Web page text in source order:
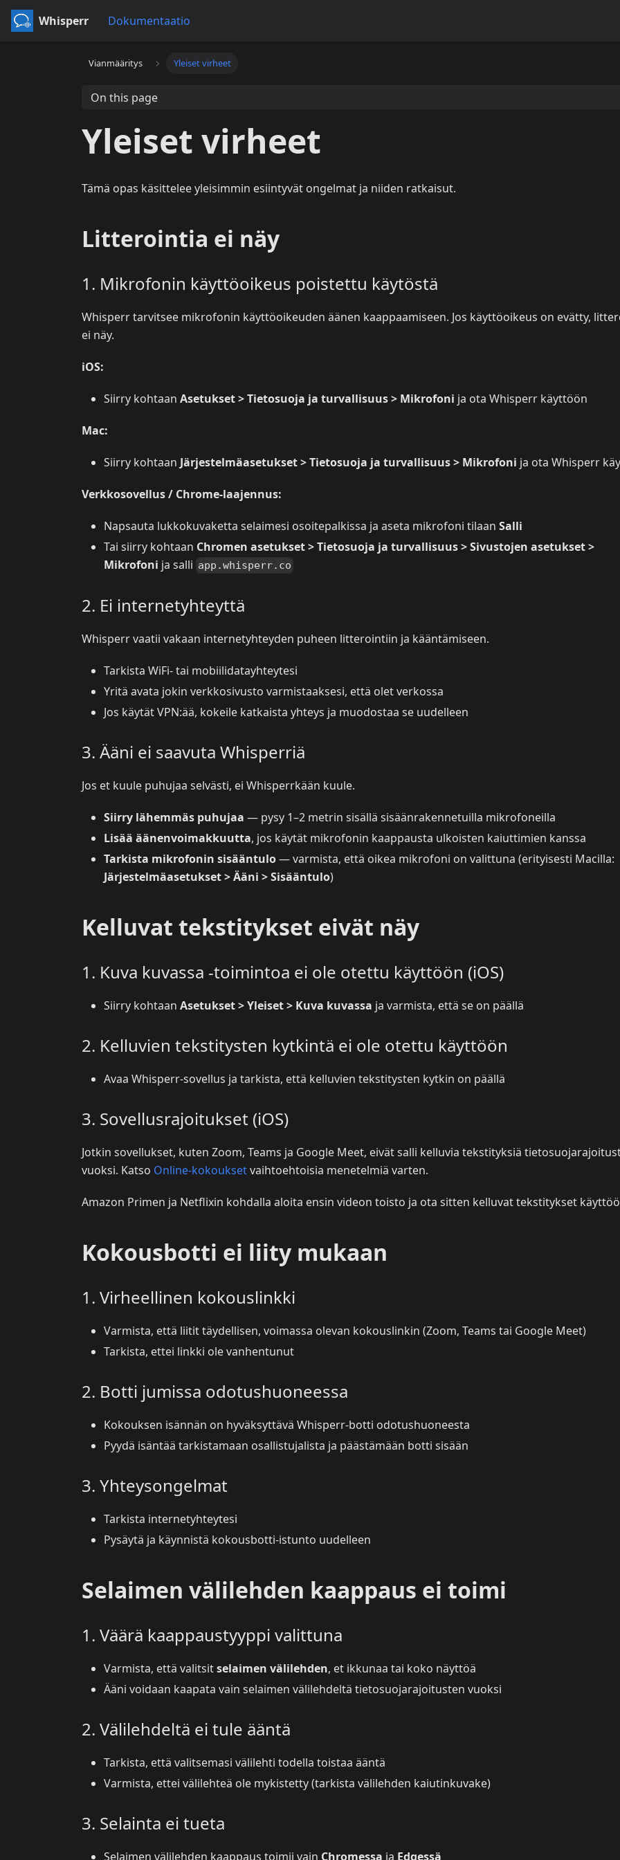
Whisperr Dokumentaatio
Vianmääritys Yleiset virheet
On this page
Yleiset virheet
Tämä opas käsittelee yleisimmin esiintyvät ongelmat ja niiden ratkaisut.
Litterointia ei näy
1. Mikrofonin käyttöoikeus poistettu käytöstä
Whisperr tarvitsee mikrofonin käyttöoikeuden äänen kaappaamiseen. Jos käyttöoikeus on evätty,
ei näy.
iOS:
Siirry kohtaan Asetukset > Tietosuoja ja turvallisuus > Mikrofoni ja ota Whisperr käyttöön
Mac:
Siirry kohtaan Järjestelmäasetukset > Tietosuoja ja turvallisuus > Mikrofoni ja ota Whisperr
Verkkosovellus / Chrome-laajennus:
Napsauta lukkokuvaketta selaimesi osoitepalkissa ja aseta mikrofoni tilaan Salli
Tai siirry kohtaan Chromen asetukset > Tietosuoja ja turvallisuus > Sivustojen asetukset >
Mikrofoni ja salli app.whisperr.co
2. Ei internetyhteyttä
Whisperr vaatii vakaan internetyhteyden puheen litterointiin ja kääntämiseen.
Tarkista WiFi- tai mobiilidatayhteytesi
Yritä avata jokin verkkosivusto varmistaaksesi, että olet verkossa
Jos käytät VPN:ää, kokeile katkaista yhteys ja muodostaa se uudelleen
3. Ääni ei saavuta Whisperriä
Jos et kuule puhujaa selvästi, ei Whisperrkään kuule.
Siirry lähemmäs puhujaa — pysy 1–2 metrin sisällä sisäänrakennetuilla mikrofoneilla
Lisää äänenvoimakkuutta, jos käytät mikrofonin kaappausta ulkoisten kaiuttimien kanssa
Tarkista mikrofonin sisääntulo— varmista, että oikea mikrofoni on valittuna (erityisesti Macilla:
Järjestelmäasetukset > Ääni > Sisääntulo)
Kelluvat tekstitykset eivät näy
1. Kuva kuvassa -toimintoa ei ole otettu käyttöön (iOS)
Siirry kohtaan Asetukset > Yleiset > Kuva kuvassa ja varmista, että se on päällä
2. Kelluvien tekstitysten kytkintä ei ole otettu käyttöön
Avaa Whisperr-sovellus ja tarkista, että kelluvien tekstitysten kytkin on päällä
3. Sovellusrajoitukset (iOS)
Jotkin sovellukset, kuten Zoom, Teams ja Google Meet, eivät salli kelluvia tekstityksiä
vuoksi. Katso Online-kokouksetvaihtoehtoisia menetelmiä varten.
Amazon Primen ja Netflixin kohdalla aloita ensin videon toisto ja ota sitten kelluvat tekstitykset
Kokousbotti ei liity mukaan
1. Virheellinen kokouslinkki
Varmista, että liitit täydellisen, voimassa olevan kokouslinkin (Zoom, Teams tai Google Meet)
Tarkista, ettei linkki ole vanhentunut
2. Botti jumissa odotushuoneessa
Kokouksen isännän on hyväksyttävä Whisperr-botti odotushuoneesta
Pyydä isäntää tarkistamaan osallistujalista ja päästämään botti sisään
3. Yhteysongelmat
Tarkista internetyhteytesi
Pysäytä ja käynnistä kokousbotti-istunto uudelleen
Selaimen välilehden kaappaus ei toimi
1. Väärä kaappaustyyppi valittuna
Varmista, että valitsitselaimen välilehden, et ikkunaa tai koko näyttöä
Ääni voidaan kaapata vain selaimen välilehdeltä tietosuojarajoitusten vuoksi
2. Välilehdeltä ei tule ääntä
Tarkista, että valitsemasi välilehti todella toistaa ääntä
Varmista, ettei välilehteä ole mykistetty (tarkista välilehden kaiutinkuvake)
3. Selainta ei tueta
Selaimen välilehden kaappaus toimii vain Chromessa ja Edgessä